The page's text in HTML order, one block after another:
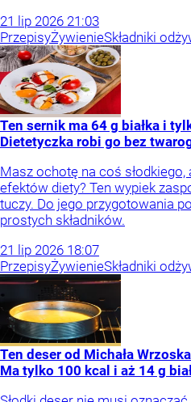
21 lip 2026 21:03
PrzepisyŻywienieSkładniki
Ten sernik ma 64 g białka i
Dietetyczka robi go bez
Masz ochotę na coś
efektów diety? Ten wypiek
tuczy. Do jego przygotowania
prostych składników.
21 lip 2026 18:07
PrzepisyŻywienieSkładniki
Ten deser od Michała
Ma tylko 100 kcal i aż 14 g